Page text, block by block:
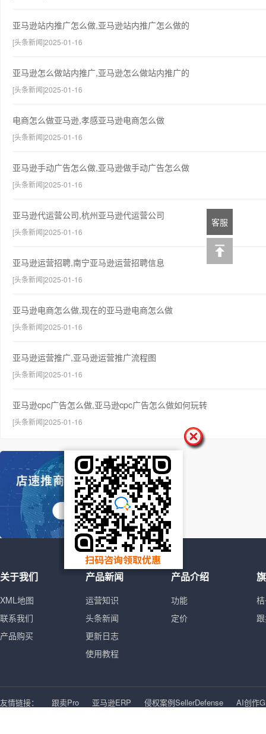
亚马逊站内推广怎么做,亚马逊站内推广怎么做的
[头条新闻]2025-01-16
亚马逊怎么做站内推广,亚马逊怎么做站内推广的
[头条新闻]2025-01-16
电商怎么做亚马逊,孝感亚马逊电商怎么做
[头条新闻]2025-01-16
亚马逊手动广告怎么做,亚马逊做手动广告怎么做
[头条新闻]2025-01-16
亚马逊代运营公司,杭州亚马逊代运营公司
[头条新闻]2025-01-16
亚马逊运营招聘,南宁亚马逊运营招聘信息
[头条新闻]2025-01-16
亚马逊电商怎么做,现在的亚马逊电商怎么做
[头条新闻]2025-01-16
亚马逊运营推广,亚马逊运营推广流程图
[头条新闻]2025-01-16
亚马逊cpc广告怎么做,亚马逊cpc广告怎么做如何玩转
[头条新闻]2025-01-16
关于我们
XML地图
联系我们
产品购买
产品新闻
运营知识
头条新闻
更新日志
使用教程
产品介绍
功能
定价
友情链接： 跟卖Pro 亚马逊ERP 侵权案例SellerDefense AI创作
客服